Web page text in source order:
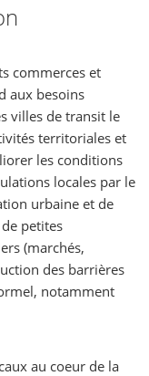
commerces et
aux besoins
villes de transit le
territoriales et
les conditions
locales par le
urbaine et de
petites
(marchés,
des barrières
notamment
au coeur de la